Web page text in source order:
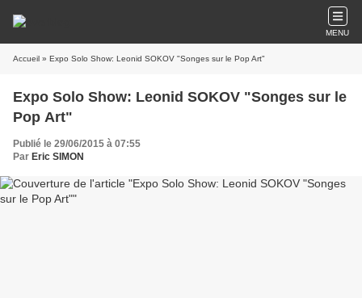
MENU
Accueil » Expo Solo Show: Leonid SOKOV "Songes sur le Pop Art"
Expo Solo Show: Leonid SOKOV "Songes sur le
Pop Art"
Publié le 29/06/2015 à 07:55
Par Eric SIMON